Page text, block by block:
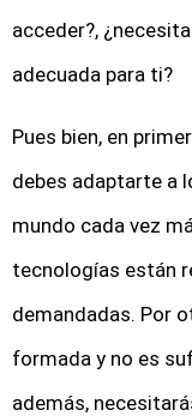
acceder?,
adecuada para ti?
Pues bien, en
debes adaptarte a
mundo cada vez
tecnologías están
demandadas. Por
formada y no es
además,